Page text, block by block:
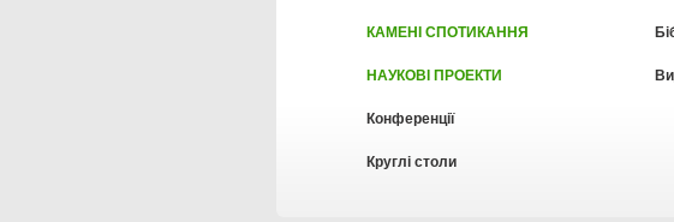
КАМЕНІ СПОТИКАННЯ
НАУКОВІ ПРОЕКТИ
Конференції
Круглі столи